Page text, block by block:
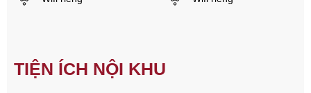
TIỆN ÍCH NỘI KHU